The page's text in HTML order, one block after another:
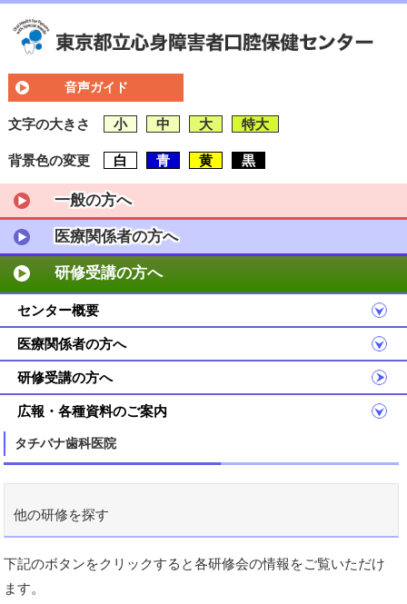
音声ガイド
文字の大きさ 小 中 大 特大
背景色の変更 白 青 黄 黒
一般の方へ
医療関係者の方へ
研修受講の方へ
センター概要
医療関係者の方へ
研修受講の方へ
広報・各種資料のご案内
タチバナ歯科医院
他の研修を探す
下記のボタンをクリックすると各研修会の情報をご覧いただけ
ます。